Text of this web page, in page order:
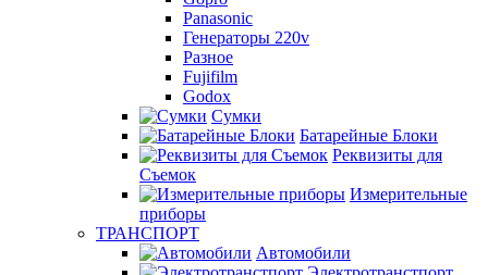
Panasonic
Генераторы 220v
Разное
Fujifilm
Godox
Сумки
Батарейные Блоки
Реквизиты для
Съемок
Измерительные
приборы
ТРАНСПОРТ
Автомобили